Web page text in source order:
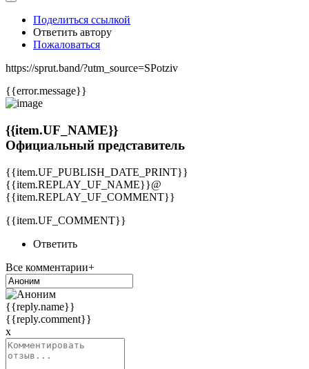
Поделиться ссылкой
Ответить автору
Пожаловаться
https://sprut.band/?utm_source=SPotziv
{{error.message}}
{{item.UF_NAME}}
Официальный представитель
{{item.UF_PUBLISH_DATE_PRINT}}
{{item.REPLAY_UF_NAME}}@
{{item.REPLAY_UF_COMMENT}}
{{item.UF_COMMENT}}
Ответить
Все комментарии+
{{reply.name}}
{{reply.comment}}
x